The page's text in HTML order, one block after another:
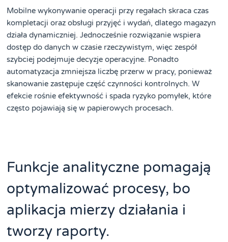
Mobilne wykonywanie operacji przy regałach skraca czas
kompletacji oraz obsługi przyjęć i wydań, dlatego magazyn
działa dynamiczniej. Jednocześnie rozwiązanie wspiera
dostęp do danych w czasie rzeczywistym, więc zespół
szybciej podejmuje decyzje operacyjne. Ponadto
automatyzacja zmniejsza liczbę przerw w pracy, ponieważ
skanowanie zastępuje część czynności kontrolnych. W
efekcie rośnie efektywność i spada ryzyko pomyłek, które
często pojawiają się w papierowych procesach.
Funkcje analityczne pomagają
optymalizować procesy, bo
aplikacja mierzy działania i
tworzy raporty.